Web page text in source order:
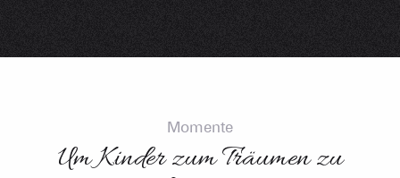
Momente
Um Kinder zum Träumen zu